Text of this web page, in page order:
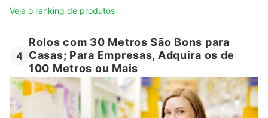
Veja o ranking de produtos
4
Rolos com 30 Metros São Bons para
Casas; Para Empresas, Adquira os de
100 Metros ou Mais